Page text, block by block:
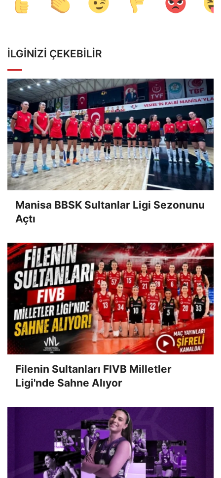
İLGINIZI ÇEKEBILIR
Manisa BBSK Sultanlar Ligi Sezonunu
Açtı
Filenin Sultanları FIVB Milletler
Ligi'nde Sahne Alıyor